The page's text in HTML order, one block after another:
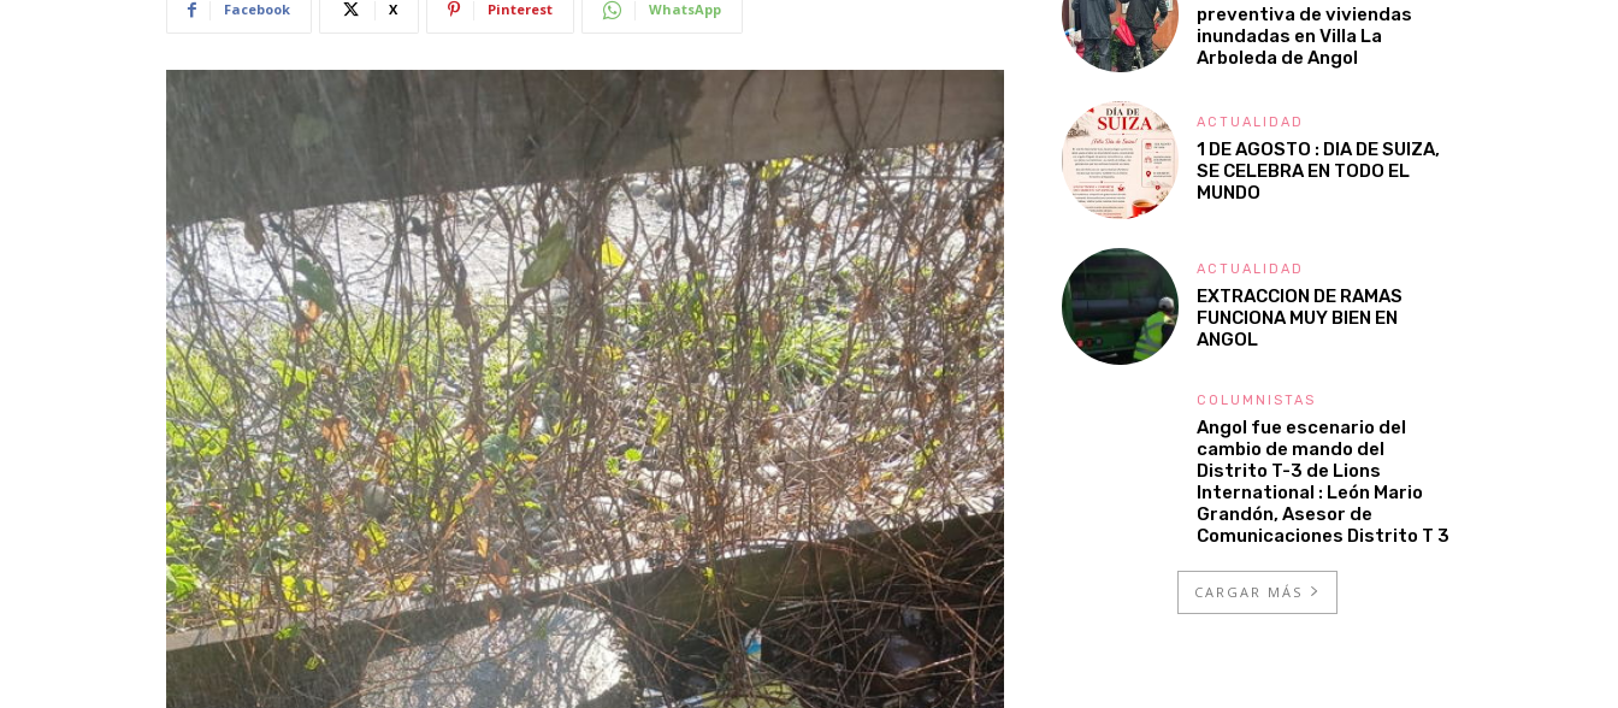
Facebook X Pinterest WhatsApp
preventiva de viviendas
inundadas en Villa La
Arboleda de Angol
ACTUALIDAD
1 DE AGOSTO : DIA DE SUIZA,
SE CELEBRA EN TODO EL
MUNDO
ACTUALIDAD
EXTRACCION DE RAMAS
FUNCIONA MUY BIEN EN
ANGOL
COLUMNISTAS
Angol fue escenario del
cambio de mando del
Distrito T-3 de Lions
International : León Mario
Grandón, Asesor de
Comunicaciones Distrito T 3
CARGAR MÁS